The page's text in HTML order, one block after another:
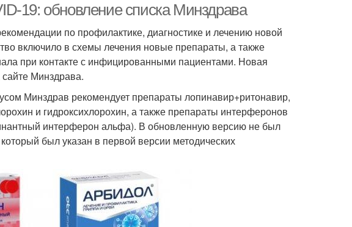
19: обновление списка Минздрава
по профилактике, диагностике и лечению новой
включило в схемы лечения новые препараты, а также
при контакте с инфицированными пациентами. Новая
Минздрава.
Минздрав рекомендует препараты лопинавир+ритонавир,
и гидроксихлорохин, а также препараты интерферонов
интерферон альфа). В обновленную версию не был
был указан в первой версии методических